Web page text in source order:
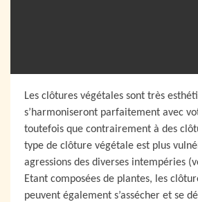
Les clôtures végétales sont très
s’harmoniseront parfaitement avec
toutefois que contrairement à des
type de clôture végétale est plus
agressions des diverses intempéries
Etant composées de plantes, les
peuvent également s’assécher et se